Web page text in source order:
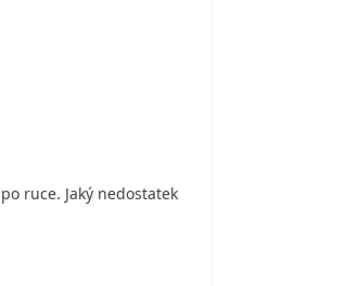
ruce. Jaký nedostatek